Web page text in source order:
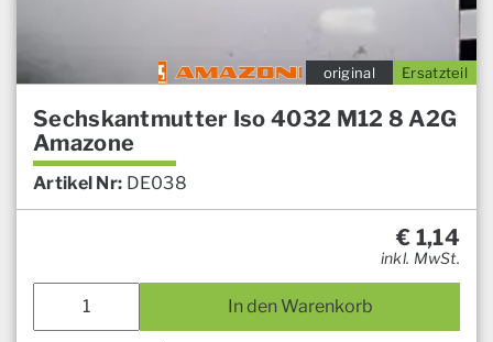
Ersatzteil
original
Sechskantmutter Iso 4032 M12 8 A2G
Amazone
Artikel Nr: DE038
€ 1,14
inkl. MwSt.
In den Warenkorb